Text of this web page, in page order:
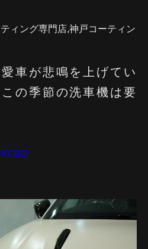
愛車が悲鳴を上げてい
の季節の洗車機は要